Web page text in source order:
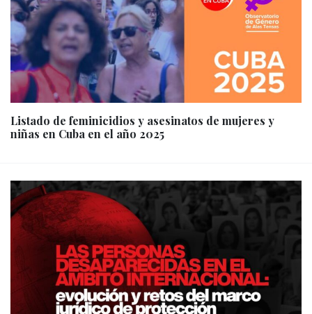
Listado de feminicidios y asesinatos de mujeres y
niñas en Cuba en el año 2025